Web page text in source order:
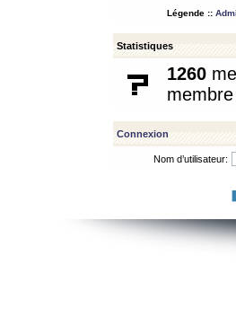
Légende ::
Statistiques
1260
Connexion
Nom d’utilisateur: